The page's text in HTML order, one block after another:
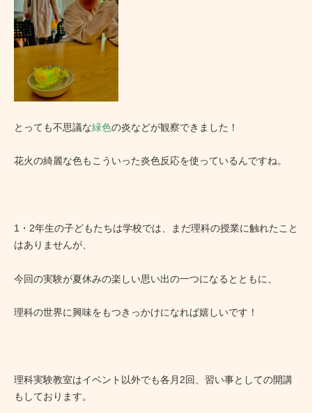
とっても不思議な緑色の炎などが観察できました！
花火の綺麗な色もこういった炎色反応を使っているんですね。
1・2年生の子どもたちは学校では、まだ理科の授業に触れたこと
はありませんが、
今回の実験が夏休みの楽しい思い出の一つになるとともに、
理科の世界に興味をもつきっかけになれば嬉しいです！
理科実験教室はイベント以外でも各月2回、習い事としての開講
もしております。